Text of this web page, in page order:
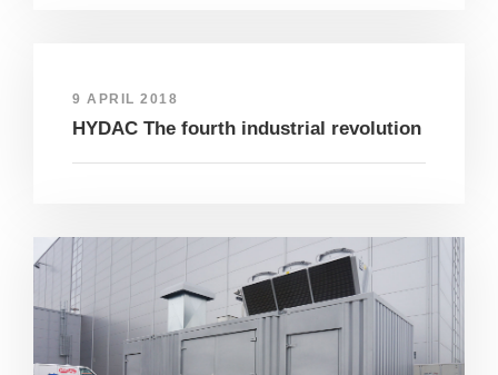
9 APRIL 2018
HYDAC The fourth industrial revolution